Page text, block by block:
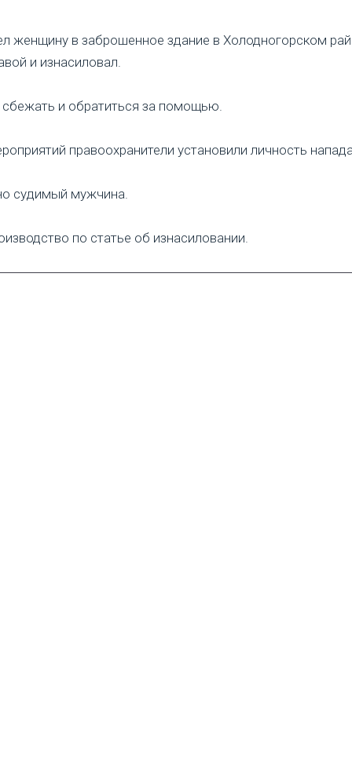
женщину в заброшенное здание в Холодногорском
и изнасиловал.
и обратиться за помощью.
правоохранители установили личность
судимый мужчина.
по статье об изнасиловании.